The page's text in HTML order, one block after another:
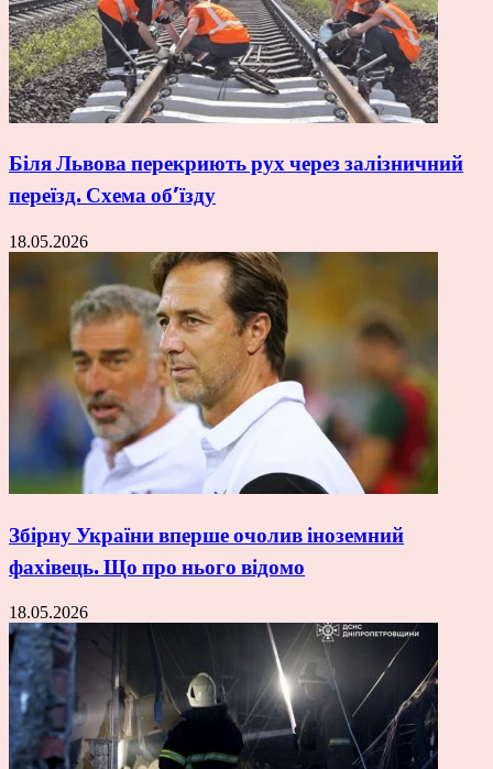
Біля Львова перекриють рух через залізничний
переїзд. Схема об’їзду
18.05.2026
Збірну України вперше очолив іноземний
фахівець. Що про нього відомо
18.05.2026